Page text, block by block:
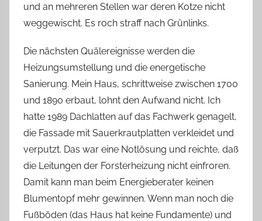
und an mehreren Stellen war deren Kotze nicht
weggewischt. Es roch straff nach Grünlinks.
Die nächsten Quälereignisse werden die
Heizungsumstellung und die energetische
Sanierung. Mein Haus, schrittweise zwischen 1700
und 1890 erbaut, lohnt den Aufwand nicht. Ich
hatte 1989 Dachlatten auf das Fachwerk genagelt,
die Fassade mit Sauerkrautplatten verkleidet und
verputzt. Das war eine Notlösung und reichte, daß
die Leitungen der Forsterheizung nicht einfroren.
Damit kann man beim Energieberater keinen
Blumentopf mehr gewinnen. Wenn man noch die
Fußböden (das Haus hat keine Fundamente) und